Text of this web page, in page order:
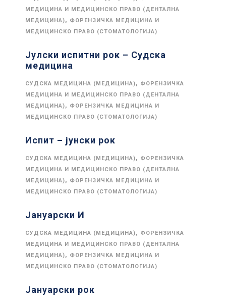
МЕДИЦИНА И МЕДИЦИНСКО ПРАВО (ДЕНТАЛНА
МЕДИЦИНА), ФОРЕНЗИЧКА МЕДИЦИНА И
МЕДИЦИНСКО ПРАВО (СТОМАТОЛОГИЈА)
Јулски испитни рок – Судска
медицина
СУДСКА МЕДИЦИНА (МЕДИЦИНА), ФОРЕНЗИЧКА
МЕДИЦИНА И МЕДИЦИНСКО ПРАВО (ДЕНТАЛНА
МЕДИЦИНА), ФОРЕНЗИЧКА МЕДИЦИНА И
МЕДИЦИНСКО ПРАВО (СТОМАТОЛОГИЈА)
Испит – јунски рок
СУДСКА МЕДИЦИНА (МЕДИЦИНА), ФОРЕНЗИЧКА
МЕДИЦИНА И МЕДИЦИНСКО ПРАВО (ДЕНТАЛНА
МЕДИЦИНА), ФОРЕНЗИЧКА МЕДИЦИНА И
МЕДИЦИНСКО ПРАВО (СТОМАТОЛОГИЈА)
Јануарски И
СУДСКА МЕДИЦИНА (МЕДИЦИНА), ФОРЕНЗИЧКА
МЕДИЦИНА И МЕДИЦИНСКО ПРАВО (ДЕНТАЛНА
МЕДИЦИНА), ФОРЕНЗИЧКА МЕДИЦИНА И
МЕДИЦИНСКО ПРАВО (СТОМАТОЛОГИЈА)
Јануарски рок